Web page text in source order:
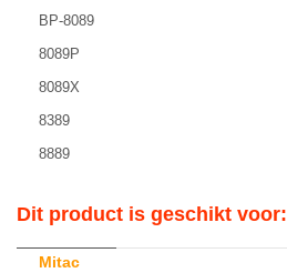
BP-8089
8089P
8089X
8389
8889
Dit product is geschikt voor:
Mitac